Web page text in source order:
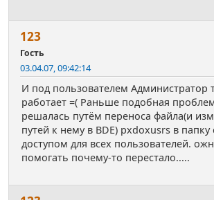
123
Гость
03.04.07, 09:42:14
И под пользователем Администратор
работает =( Раньше подобная
решалась путём переноса файла(и
путей к нему в BDE) pxdoxusrs в
доступом для всех пользователей.
помогать почему-то перестало.....